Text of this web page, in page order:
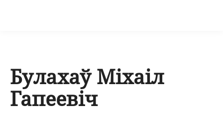
Булахаў Міхаіл
Гапеевіч